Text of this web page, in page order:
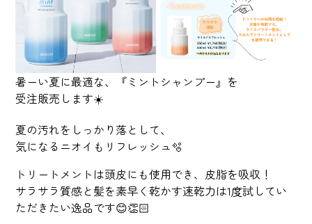
暑ーい夏に最適な、『ミントシャンプー』を
受注販売します☀️
夏の汚れをしっかり落として、
気になるニオイもリフレッシュ🫧
トリートメントは頭皮にも使用でき、皮脂を吸収！
サラサラ質感と髪を素早く乾かす速乾力は1度試してい
ただきたい逸品です😊👏🏻